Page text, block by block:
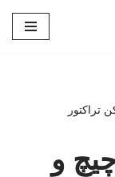
تراکتور
و